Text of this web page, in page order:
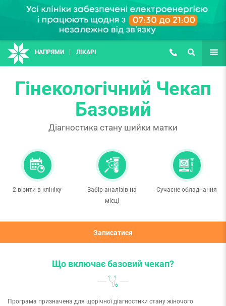
НАПРЯМИ ЛІКАРІ (067) 127-03-03
ПОШУК ЩЕ
Гінекологічний Чекап
Базовий
Діагностика стану шийки матки
2 візити в клініку
Забір аналізів на
місці
Сучасне обладнання
Записатися
Що включає базовий чекап?
Програма призначена для щорічної діагностики стану жіночого